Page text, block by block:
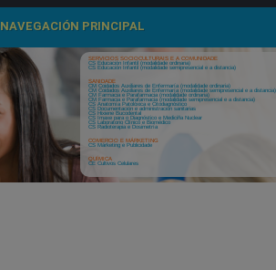
NAVEGACIÓN PRINCIPAL
SERVICIOS SOCIOCULTURAIS E A COMUNIDADE
CS Educación Infantil (modalidade ordinaria)
CS Educación Infantil (modalidade semipresencial e a distancia)
SANIDADE
CM Coidados Auxiliares de Enfermaría (modalidade ordinaria)
CM Coidados Auxiliares de Enfermaría (modalidade semipresencial e a distancia)
CM Farmacia e Parafarmacia (modalidade ordinaria)
CM Farmacia e Parafarmacia (modalidade semipresencial e a distancia)
CS Anatomía Patolóxica e Citodiagnóstico
CS Documentación e administración sanitarias
CS Hixiene Bucodental
CS Imaxe para o Diagnóstico e Mediciña Nuclear
CS Laboratorio Clínico e Biomédico
CS Radioterapia e Dosimetría
COMERCIO E MÁRKETING
CS Márketing e Publicidade
QUÍMICA
CE Cultivos Celulares